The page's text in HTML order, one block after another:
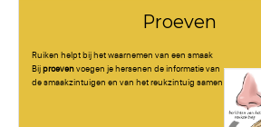
Proeven
Ruiken helpt bij het waarnemen van een smaak
Bijproevenvoegen je hersenen de informatie van
de smaakzintuigen en van het reukzintuig samen